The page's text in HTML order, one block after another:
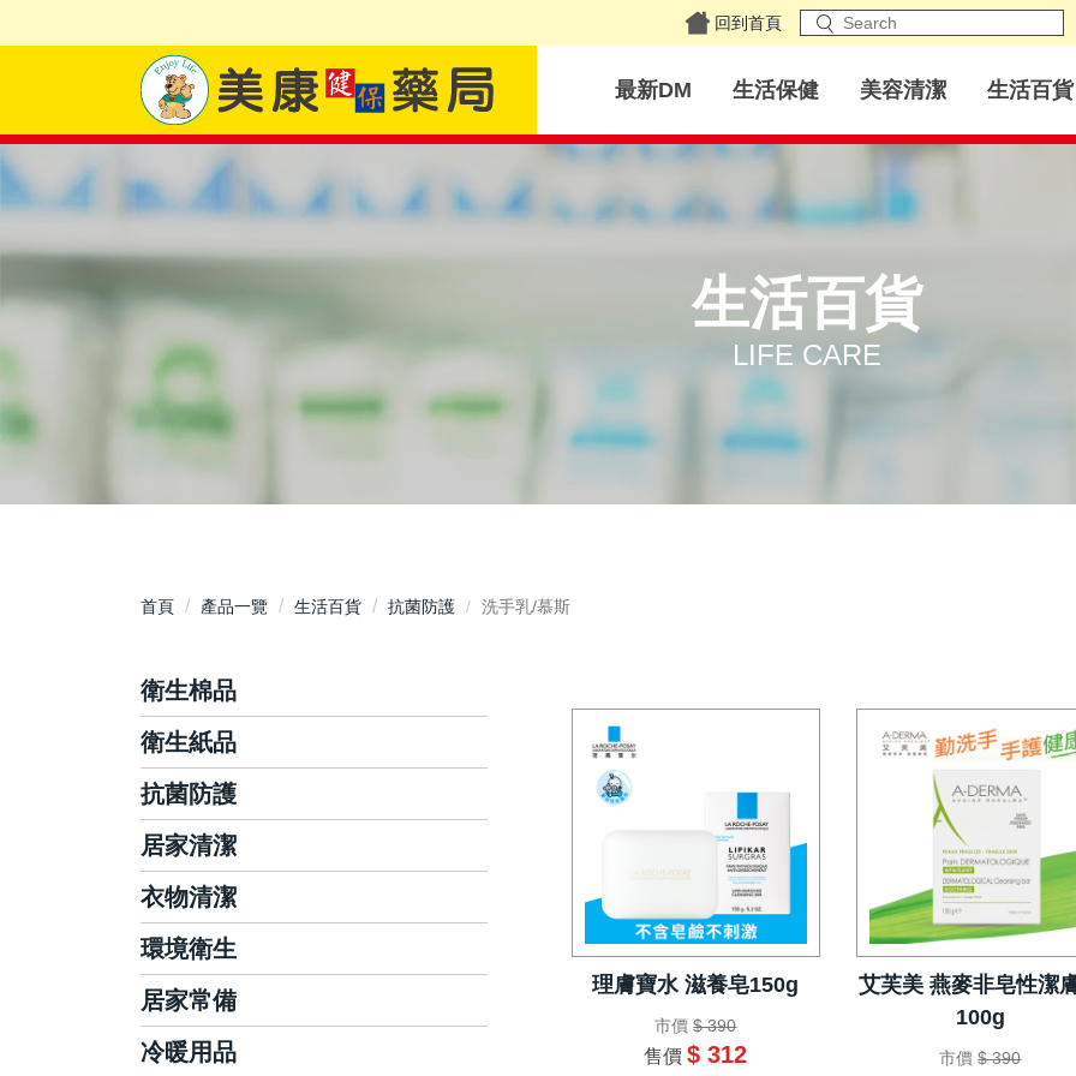
回到首頁
最新DM 生活保健 美容清潔 生活百貨
生活百貨
LIFE CARE
首頁 產品一覽 生活百貨 抗菌防護 洗手乳/慕斯
理膚寶水 滋養皂150g
市價 $ 390
售價 $ 312
艾芙美 燕麥非皂性潔
100g
市價 $ 390
衛生棉品
護墊
日用衛生棉
夜用衛生棉
衛生棉條
衛生紙品
抽取式衛生紙
平版/捲筒式衛生紙
面紙/隨身包
廚房紙巾
抗菌防護
洗手乳/慕斯
手部抗菌/乾洗手
抗菌濕巾
藥用酒精/酒精濕巾
泡沫洗手機
居家清潔
碗盤/蔬果清潔
廚房清潔
玻璃清潔
浴室清潔
衣物清潔
洗衣精/粉
衣物柔軟芳香
衣物局部去漬
環境衛生
環境消毒滅菌
環境芳香除臭
居家常備
棉花棒
冷暖用品